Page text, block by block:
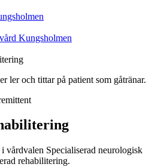
Kungsholmen
vårdvalen Specialiserad neurologisk
rehabilitering.